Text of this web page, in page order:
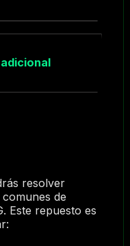
resolver
de
Este repuesto es